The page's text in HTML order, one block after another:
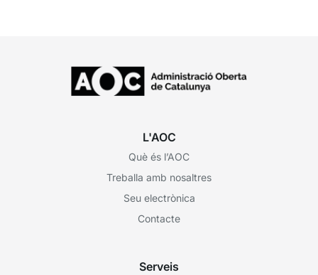
L'AOC
Què és l’AOC
Treballa amb nosaltres
Seu electrònica
Contacte
Serveis